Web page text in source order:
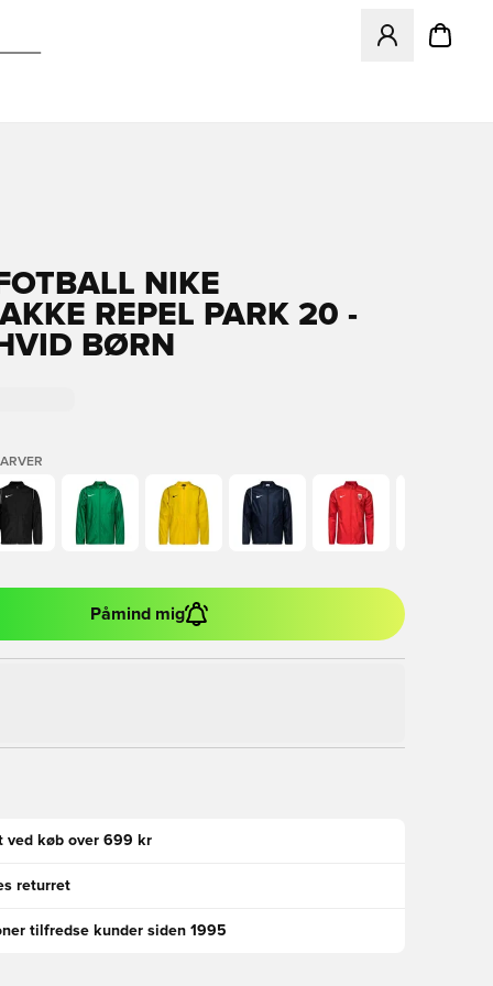
Åbner en
NIKE
REPEL PARK 20 -
BØRN
Påmind mig
ved køb over 699 kr
returret
tilfredse kunder siden 1995